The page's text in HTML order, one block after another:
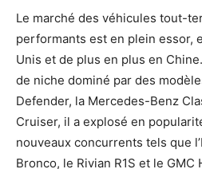
Le marché des véhicules tout-
performants est en plein essor,
Unis et de plus en plus en
de niche dominé par des
Defender, la Mercedes-Benz
Cruiser, il a explosé en
nouveaux concurrents tels que
Bronco, le Rivian R1S et le GMC